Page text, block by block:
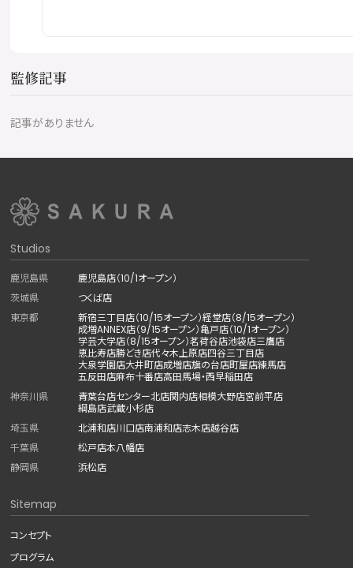
監修記事
記事がありません
Studios
鹿児島県
鹿児島店（10/1オープン）
茨城県
つくば店
東京都
新宿三丁目店（10/15オープン）経堂店（8/15オープン）
成増ANNEX店（9/15オープン）亀戸店（10/1オープン）
学芸大学店（8/15オープン）茗荷谷店池袋店三鷹店
恵比寿店勝どき店代々木上原店四谷三丁目店
大泉学園店大井町店成増店旗の台店町屋店練馬店
五反田店麻布十番店高田馬場・西早稲田店
神奈川県
青葉台店センター北店関内店相模大野店宮前平店
綱島店武蔵小杉店
埼玉県
北浦和店川口店南浦和店志木店越谷店
千葉県
松戸店本八幡店
静岡県
浜松店
Sitemap
コンセプト
プログラム